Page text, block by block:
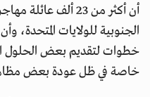
أن أكثر من 23 ألف
الجنوبية للولايات المتحدة،
خطوات لتقديم بعض الحلول
خاصة في ظل عودة بعض مظاهر